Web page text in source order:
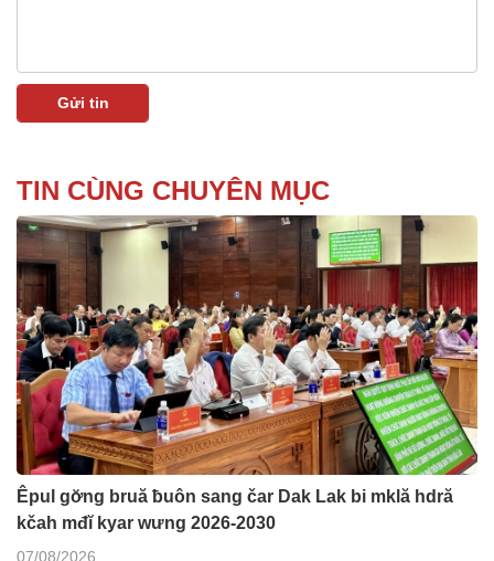
TIN CÙNG CHUYÊN MỤC
Êpul gơ̆ng bruă ƀuôn sang čar Dak Lak bi mklă hdră
kčah mđĭ kyar wưng 2026-2030
07/08/2026